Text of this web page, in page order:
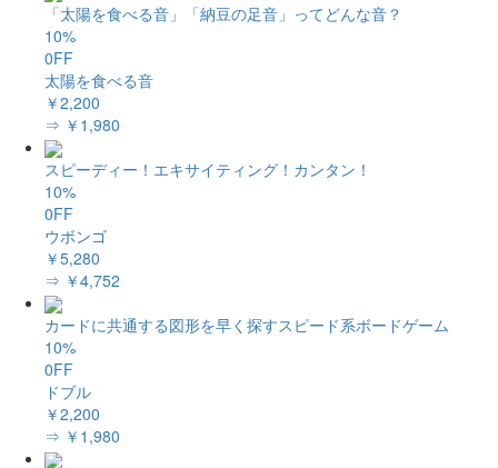
「太陽を食べる音」「納豆の足音」ってどんな音？
10%
0FF
太陽を食べる音
￥2,200
⇒ ￥1,980
スピーディー！エキサイティング！カンタン！
10%
0FF
ウボンゴ
￥5,280
⇒ ￥4,752
カードに共通する図形を早く探すスピード系ボードゲーム
10%
0FF
ドブル
￥2,200
⇒ ￥1,980